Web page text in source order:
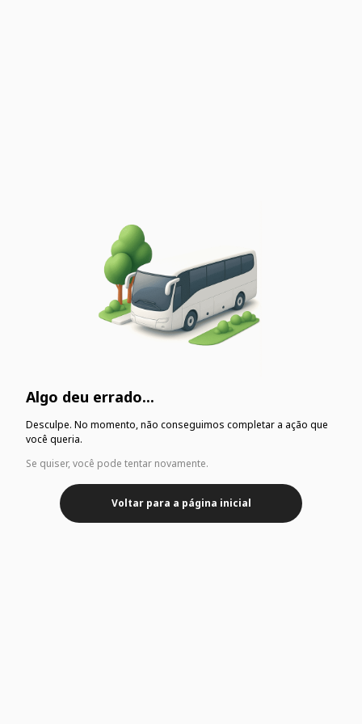
Algo deu errado...
Desculpe. No momento, não conseguimos completar a ação que
você queria.
Se quiser, você pode tentar novamente.
Voltar para a página inicial